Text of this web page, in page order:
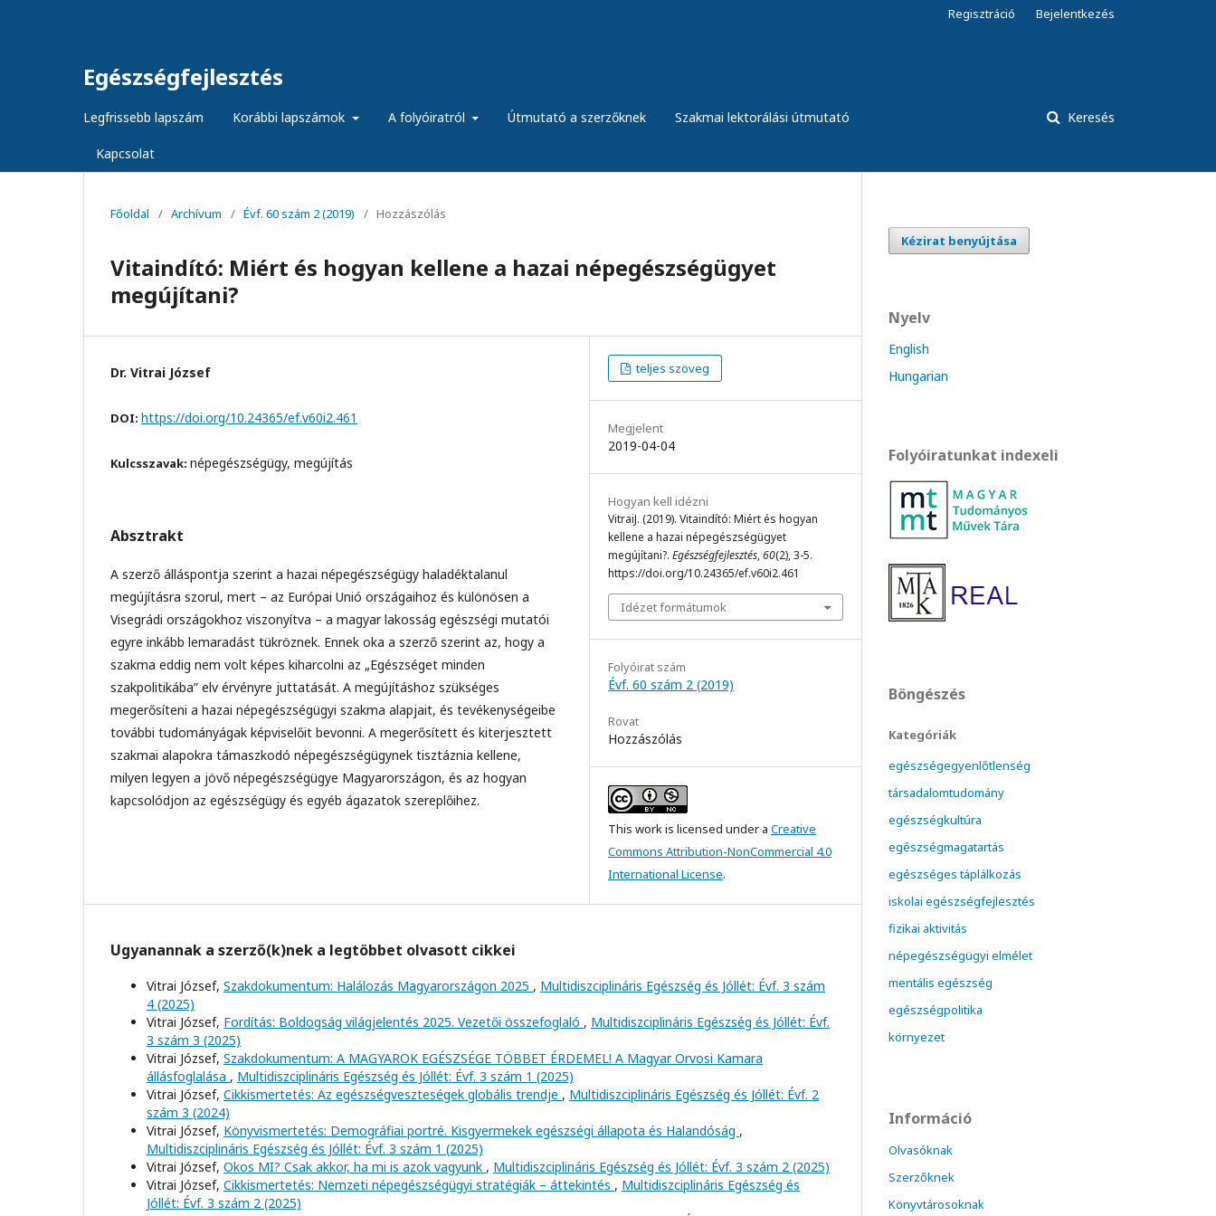
Egészségfejlesztés
Legfrissebb lapszám Korábbi lapszámok A folyóiratról Útmutató a szerzőknek Szakmai lektorálási útmutató
Kapcsolat
Keresés
Regisztráció Bejelentkezés
Főoldal / Archívum / Évf. 60 szám 2 (2019) / Hozzászólás
Vitaindító: Miért és hogyan kellene a hazai népegészségügyet
megújítani?
Dr. Vitrai József
DOI: https://doi.org/10.24365/ef.v60i2.461
Kulcsszavak: népegészségügy, megújítás
Absztrakt
A szerző álláspontja szerint a hazai népegészségügy haladéktalanul
megújításra szorul, mert – az Európai Unió országaihoz és különösen a
Visegrádi országokhoz viszonyítva – a magyar lakosság egészségi mutatói
egyre inkább lemaradást tükröznek. Ennek oka a szerző szerint az, hogy a
szakma eddig nem volt képes kiharcolni az „Egészséget minden
szakpolitikába” elv érvényre juttatását. A megújításhoz szükséges
megerősíteni a hazai népegészségügyi szakma alapjait, és tevékenységeibe
további tudományágak képviselőit bevonni. A megerősített és kiterjesztett
szakmai alapokra támaszkodó népegészségügynek tisztáznia kellene,
milyen legyen a jövő népegészségügye Magyarországon, és az hogyan
kapcsolódjon az egészségügy és egyéb ágazatok szereplőihez.
teljes szöveg
Megjelent
2019-04-04
Hogyan kell idézni
VitraiJ. (2019). Vitaindító: Miért és hogyan
kellene a hazai népegészségügyet
megújítani?. Egészségfejlesztés,60(2), 3-5.
https://doi.org/10.24365/ef.v60i2.461
Idézet formátumok
Folyóirat szám
Évf. 60 szám 2 (2019)
Rovat
Hozzászólás
This work is licensed under a Creative
Commons Attribution-NonCommercial 4.0
International License.
Ugyanannak a szerző(k)nek a legtöbbet olvasott cikkei
Vitrai József, Szakdokumentum: Halálozás Magyarországon 2025 , Multidiszciplináris Egészség és Jóllét: Évf. 3 szám
4 (2025)
Vitrai József, Fordítás: Boldogság világjelentés 2025. Vezetői összefoglaló , Multidiszciplináris Egészség és Jóllét: Évf.
3 szám 3 (2025)
Vitrai József, Szakdokumentum: A MAGYAROK EGÉSZSÉGE TÖBBET ÉRDEMEL! A Magyar Orvosi Kamara
állásfoglalása , Multidiszciplináris Egészség és Jóllét: Évf. 3 szám 1 (2025)
Vitrai József, Cikkismertetés: Az egészségveszteségek globális trendje , Multidiszciplináris Egészség és Jóllét: Évf. 2
szám 3 (2024)
Vitrai József, Könyvismertetés: Demográfiai portré. Kisgyermekek egészségi állapota és Halandóság ,
Multidiszciplináris Egészség és Jóllét: Évf. 3 szám 1 (2025)
Vitrai József, Okos MI? Csak akkor, ha mi is azok vagyunk , Multidiszciplináris Egészség és Jóllét: Évf. 3 szám 2 (2025)
Vitrai József, Cikkismertetés: Nemzeti népegészségügyi stratégiák – áttekintés , Multidiszciplináris Egészség és
Jóllét: Évf. 3 szám 2 (2025)
Kézirat benyújtása
Nyelv
English
Hungarian
Folyóiratunkat indexeli
Böngészés
Kategóriák
egészségegyenlőtlenség
társadalomtudomány
egészségkultúra
egészségmagatartás
egészséges táplálkozás
iskolai egészségfejlesztés
fizikai aktivitás
népegészségügyi elmélet
mentális egészség
egészségpolitika
környezet
Információ
Olvasóknak
Szerzőknek
Könyvtárosoknak